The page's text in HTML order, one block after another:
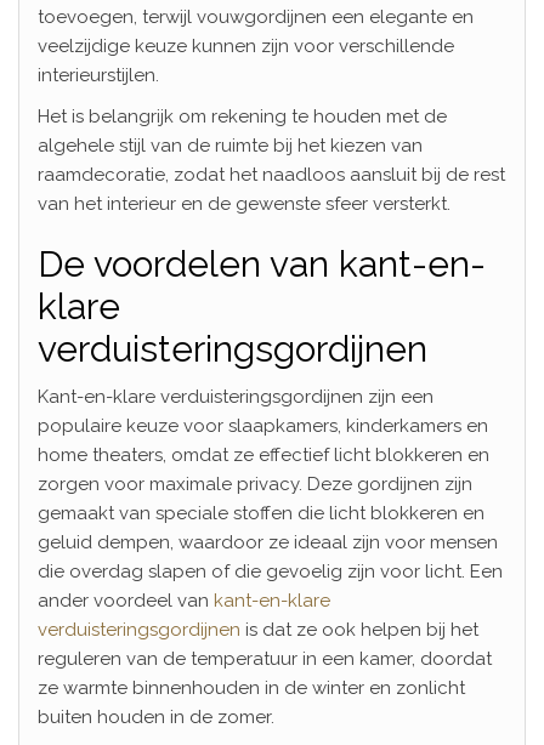
toevoegen, terwijl vouwgordijnen een elegante en
veelzijdige keuze kunnen zijn voor verschillende
interieurstijlen.
Het is belangrijk om rekening te houden met de
algehele stijl van de ruimte bij het kiezen van
raamdecoratie, zodat het naadloos aansluit bij de rest
van het interieur en de gewenste sfeer versterkt.
De voordelen van kant-en-
klare
verduisteringsgordijnen
Kant-en-klare verduisteringsgordijnen zijn een
populaire keuze voor slaapkamers, kinderkamers en
home theaters, omdat ze effectief licht blokkeren en
zorgen voor maximale privacy. Deze gordijnen zijn
gemaakt van speciale stoffen die licht blokkeren en
geluid dempen, waardoor ze ideaal zijn voor mensen
die overdag slapen of die gevoelig zijn voor licht. Een
ander voordeel van kant-en-klare
verduisteringsgordijnen is dat ze ook helpen bij het
reguleren van de temperatuur in een kamer, doordat
ze warmte binnenhouden in de winter en zonlicht
buiten houden in de zomer.